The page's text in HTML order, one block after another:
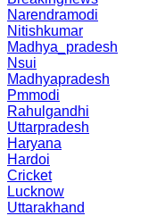
Narendramodi
Nitishkumar
Madhya_pradesh
Nsui
Madhyapradesh
Pmmodi
Rahulgandhi
Uttarpradesh
Haryana
Hardoi
Cricket
Lucknow
Uttarakhand